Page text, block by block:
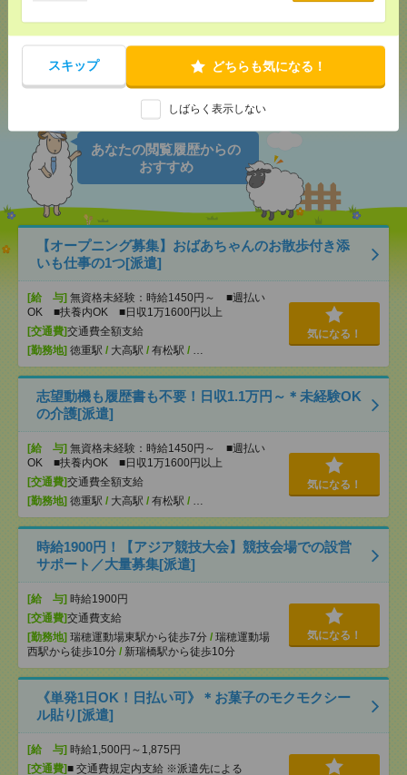
スキップ どちらも気になる！
しばらく表示しない
で送る で送る
あなたの閲覧履歴からの
おすすめ
【オープニング募集】おばあちゃんのお散歩付き添
いも仕事の1つ[派遣]
[給 与] 無資格未経験：時給1450円～ ■週払い
OK ■扶養内OK ■日収1万1600円以上
[交通費]交通費全額支給
[勤務地] 徳重駅 / 大高駅 / 有松駅 / …
気になる！
志望動機も履歴書も不要！日収1.1万円～＊未経験OK
の介護[派遣]
[給 与] 無資格未経験：時給1450円～ ■週払い
OK ■扶養内OK ■日収1万1600円以上
[交通費]交通費全額支給
[勤務地] 徳重駅 / 大高駅 / 有松駅 / …
気になる！
時給1900円！【アジア競技大会】競技会場での設営
サポート／大量募集[派遣]
[給 与] 時給1900円
[交通費]交通費支給
[勤務地] 瑞穂運動場東駅から徒歩7分 / 瑞穂運動場
西駅から徒歩10分 / 新瑞橋駅から徒歩10分
気になる！
《単発1日OK！日払い可》＊お菓子のモクモクシー
ル貼り[派遣]
[給 与] 時給1,500円～1,875円
[交通費]■ 交通費規定内支給 ※派遣先による